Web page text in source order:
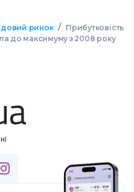
ринок / Прибутковість
до максимуму з 2008 року